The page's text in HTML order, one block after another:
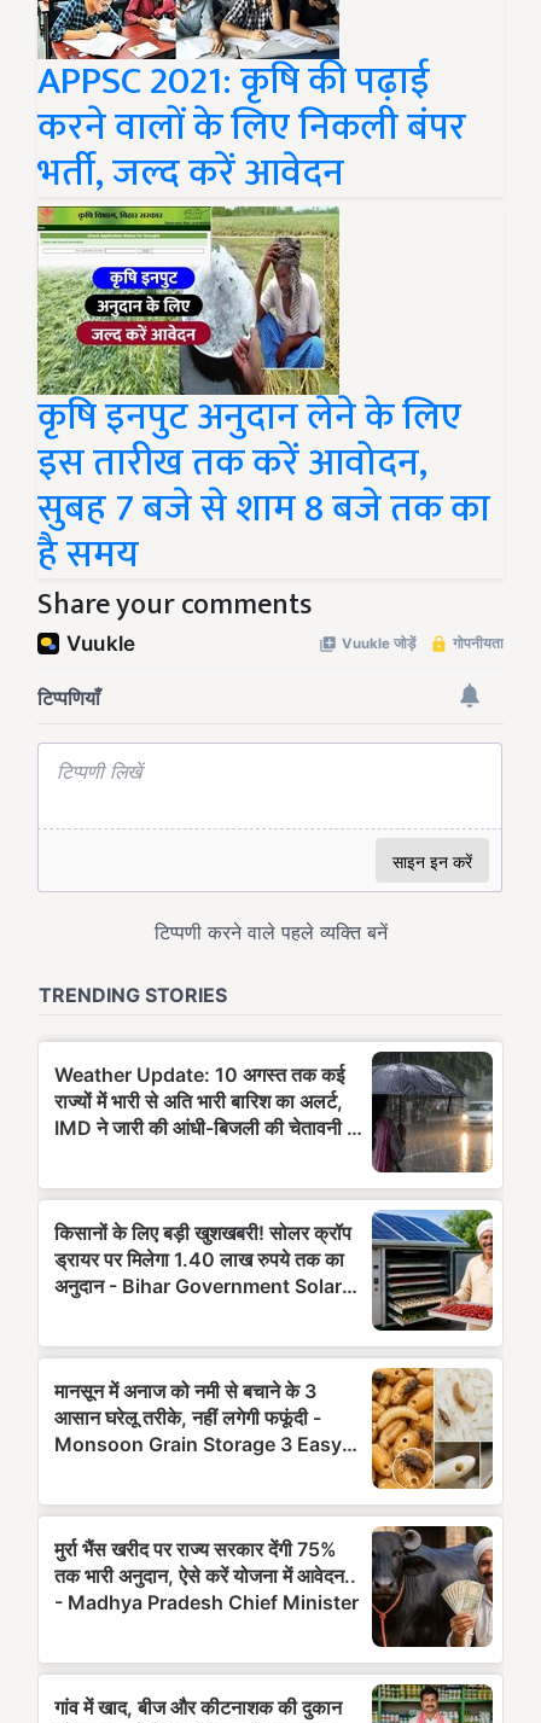
APPSC 2021: कृषि की पढ़ाई
करने वालों के लिए निकली बंपर
भर्ती, जल्द करें आवेदन
कृषि इनपुट अनुदान लेने के लिए
इस तारीख तक करें आवोदन,
सुबह 7 बजे से शाम 8 बजे तक का
है समय
Share your comments